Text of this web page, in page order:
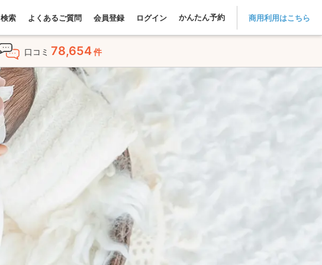
検索 よくあるご質問 会員登録 ログイン かんたん予約 商用利用はこちら
口コミ 78,654件